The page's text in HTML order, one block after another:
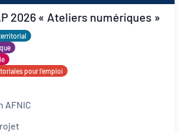
2026 « Ateliers numériques »
pour l’emploi
AFNIC